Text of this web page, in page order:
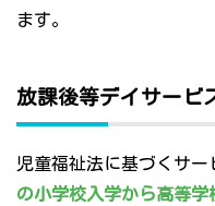
ます。
放課後等デイサービ
児童福祉法に基づくサー
の小学校入学から高等